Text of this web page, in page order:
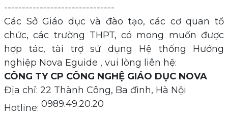
-------------------------------
Các Sở Giáo dục và đào tạo, các cơ quan tổ
chức, các trường THPT, có mong muốn được
hợp tác, tài trợ sử dụng Hệ thống Hướng
nghiệp Nova Eguide , vui lòng liên hệ:
CÔNG TY CP CÔNG NGHỆ GIÁO DỤC NOVA
Địa chỉ: 22 Thành Công, Ba đình, Hà Nội
Hotline: 0989.49.20.20